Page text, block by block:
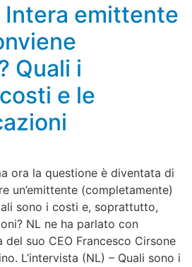
Intera emittente
Quali i
e le
ora la questione è diventata di
un’emittente (completamente)
sono i costi e, soprattutto,
NL ne ha parlato con
del suo CEO Francesco Cirsone
L’intervista (NL) – Quali sono i